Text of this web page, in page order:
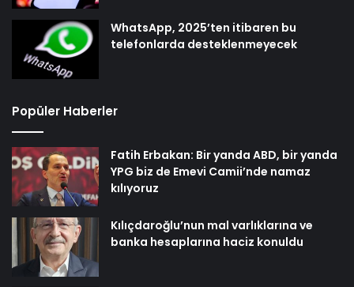
WhatsApp, 2025’ten itibaren bu
telefonlarda desteklenmeyecek
Popüler Haberler
Fatih Erbakan: Bir yanda ABD, bir yanda
YPG biz de Emevi Camii’nde namaz
kılıyoruz
Kılıçdaroğlu’nun mal varlıklarına ve
banka hesaplarına haciz konuldu